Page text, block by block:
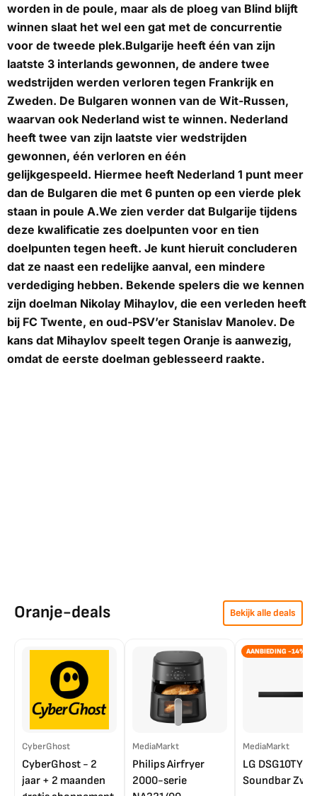
worden in de poule, maar als de ploeg van Blind blijft
winnen slaat het wel een gat met de concurrentie
voor de tweede plek.Bulgarije heeft één van zijn
laatste 3 interlands gewonnen, de andere twee
wedstrijden werden verloren tegen Frankrijk en
Zweden. De Bulgaren wonnen van de Wit-Russen,
waarvan ook Nederland wist te winnen. Nederland
heeft twee van zijn laatste vier wedstrijden
gewonnen, één verloren en één
gelijkgespeeld. Hiermee heeft Nederland 1 punt meer
dan de Bulgaren die met 6 punten op een vierde plek
staan in poule A.We zien verder dat Bulgarije tijdens
deze kwalificatie zes doelpunten voor en tien
doelpunten tegen heeft. Je kunt hieruit concluderen
dat ze naast een redelijke aanval, een mindere
verdediging hebben. Bekende spelers die we kennen
zijn doelman Nikolay Mihaylov, die een verleden heeft
bij FC Twente, en oud-PSV’er Stanislav Manolev. De
kans dat Mihaylov speelt tegen Oranje is aanwezig,
omdat de eerste doelman geblesseerd raakte.
Oranje-deals Bekijk alle deals
CyberGhost
CyberGhost - 2
jaar + 2 maanden
MediaMarkt
Philips Airfryer
2000-serie
AANBIEDING -14%
MediaMarkt
LG DSG10TY
Soundbar